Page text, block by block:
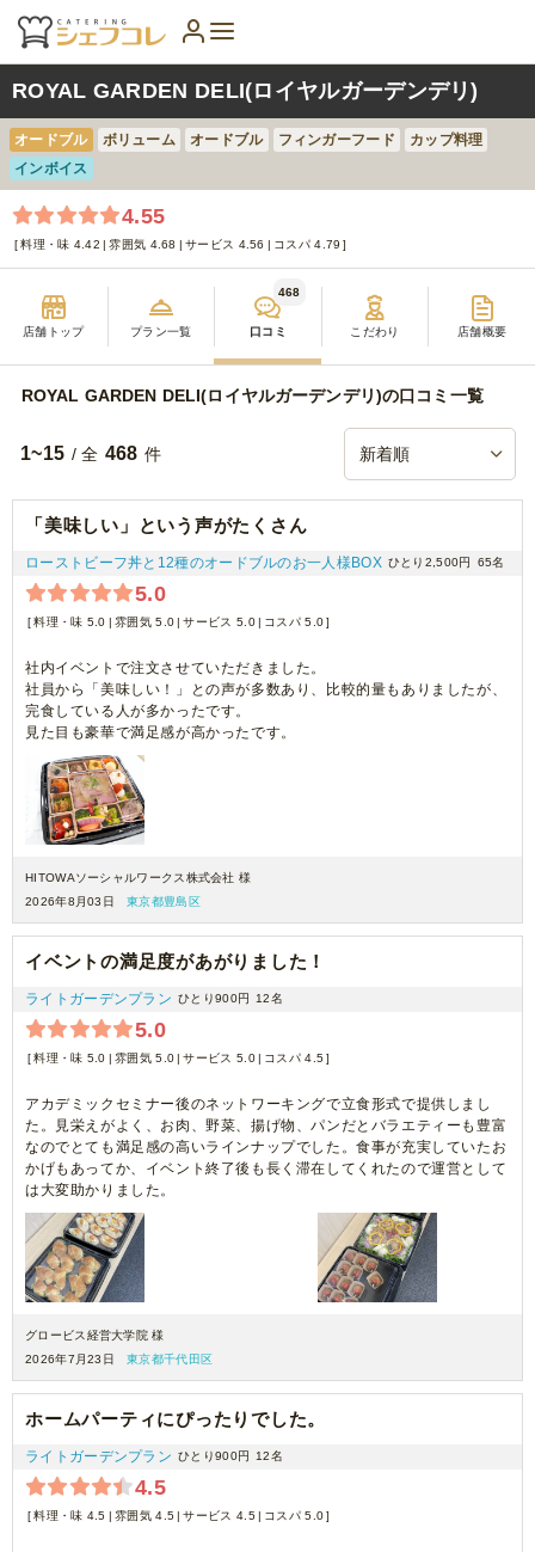
ROYAL GARDEN DELI(ロイヤルガーデンデリ)
オードブル ボリューム オードブル フィンガーフード
カップ料理
インボイス
4.55
料理・味 4.42 雰囲気 4.68 サービス 4.56 コスパ 4.79
店舗トップ プラン一覧 口コミ
468
こだわり 店舗概要
ROYAL GARDEN DELI(ロイヤルガーデンデリ)の口コミ一覧
1~15 / 全 468 件
「美味しい」という声がたくさん
ローストビーフ丼と12種のオードブルのお一人様BOX ひとり2,500円 65名
5.0
料理・味 5.0 雰囲気 5.0 サービス 5.0 コスパ 5.0
社内イベントで注文させていただきました。
社員から「美味しい！」との声が多数あり、比較的量もありましたが、
完食している人が多かったです。
見た目も豪華で満足感が高かったです。
HITOWAソーシャルワークス株式会社 様
2026年8月03日
東京都豊島区
イベントの満足度があがりました！
ライトガーデンプラン ひとり900円 12名
5.0
料理・味 5.0 雰囲気 5.0 サービス 5.0 コスパ 4.5
アカデミックセミナー後のネットワーキングで立食形式で提供しまし
た。見栄えがよく、お肉、野菜、揚げ物、パンだとバラエティーも豊富
なのでとても満足感の高いラインナップでした。食事が充実していたお
かげもあってか、イベント終了後も長く滞在してくれたので運営として
は大変助かりました。
グロービス経営大学院 様
2026年7月23日
東京都千代田区
ホームパーティにぴったりでした。
ライトガーデンプラン ひとり900円 12名
4.5
料理・味 4.5 雰囲気 4.5 サービス 4.5 コスパ 5.0